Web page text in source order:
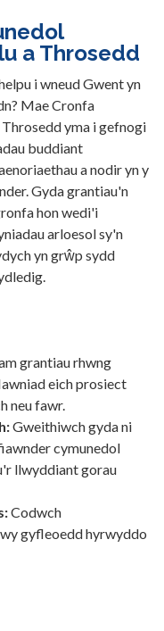
a Throsedd
i wneud Gwent yn
Mae Cronfa
yma i gefnogi
buddiant
a nodir yn y
Gyda grantiau'n
hon wedi'i
arloesol sy'n
yn grŵp sydd
grantiau rhwng
eich prosiect
neu fawr.
Gweithiwch gyda ni
cymunedol
llwyddiant gorau
Codwch
gyfleoedd hyrwyddo